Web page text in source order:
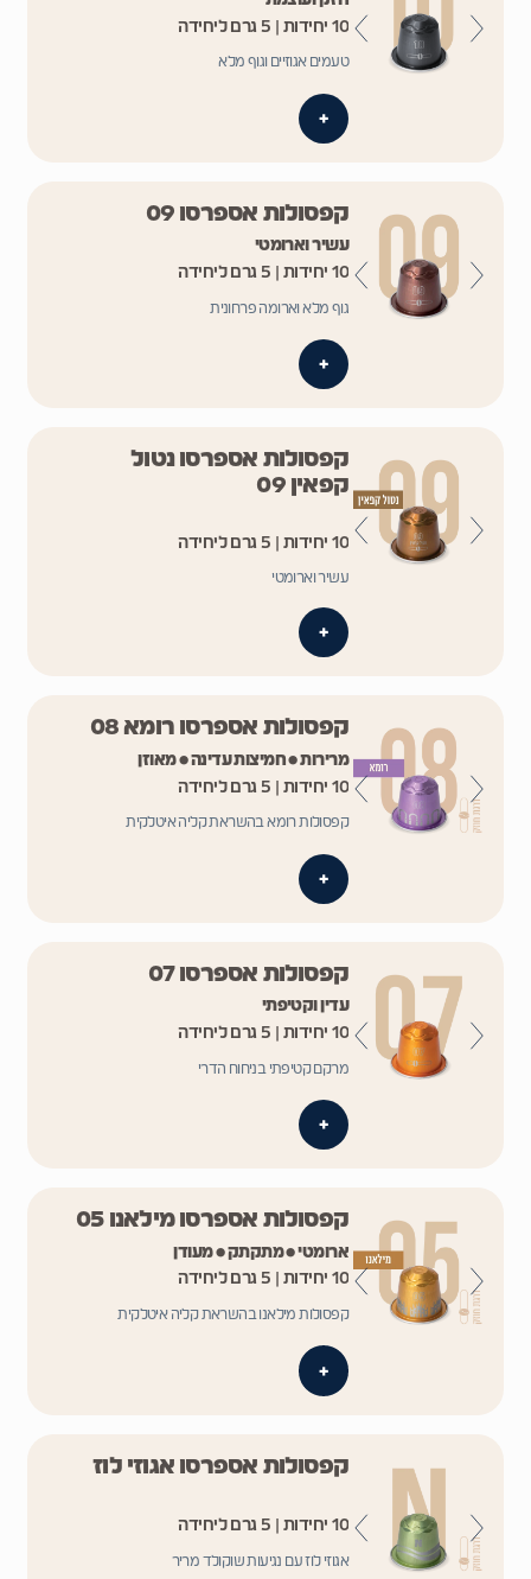
10 יחידות | 5 גרם ליחידה
טעמים אגוזיים וגוף מלא
+
קפסולות אספרסו 09
עשיר וארומטי
10 יחידות | 5 גרם ליחידה
גוף מלא וארומה פרחונית
+
קפסולות אספרסו נטול
קפאין 09
10 יחידות | 5 גרם ליחידה
עשיר וארומטי
+
קפסולות אספרסו רומא 08
מרירות • חמיצות עדינה • מאוזן
10 יחידות | 5 גרם ליחידה
קפסולות רומא בהשראת קליה איטלקית
+
קפסולות אספרסו 07
עדין וקטיפתי
10 יחידות | 5 גרם ליחידה
מרקם קטיפתי בניחוח הדרי
+
קפסולות אספרסו מילאנו 05
ארומטי • מתקתק • מעודן
10 יחידות | 5 גרם ליחידה
קפסולות מילאנו בהשראת קליה איטלקית
+
קפסולות אספרסו אגוזי לוז
10 יחידות | 5 גרם ליחידה
אגוזי לוז עם נגיעות שוקולד מריר